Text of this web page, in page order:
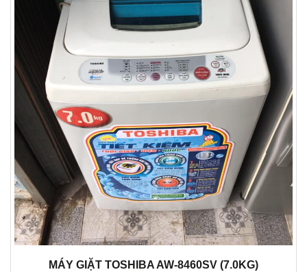
MÁY GIẶT TOSHIBA AW-8460SV (7.0KG)